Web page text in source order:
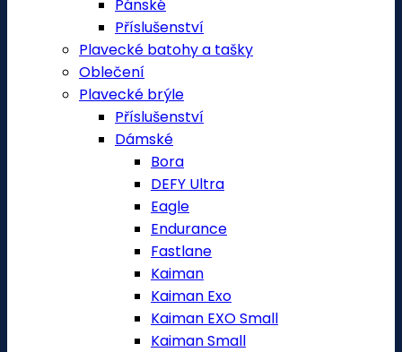
Pánské
Příslušenství
Plavecké batohy a tašky
Oblečení
Plavecké brýle
Příslušenství
Dámské
Bora
DEFY Ultra
Eagle
Endurance
Fastlane
Kaiman
Kaiman Exo
Kaiman EXO Small
Kaiman Small